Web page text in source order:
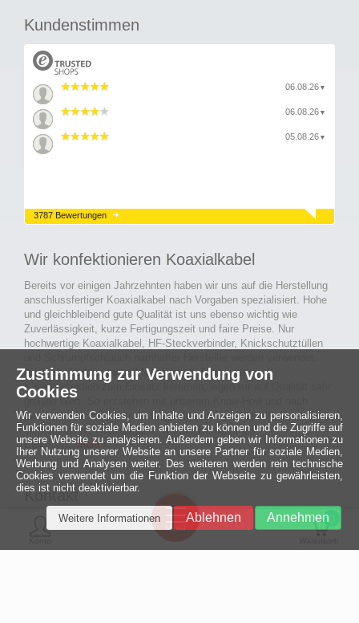
Kundenstimmen
06.08.26 ▼
06.08.26 ▼
05.08.26 ▼
3787 Bewertungen
Wir konfektionieren Koaxialkabel
Bereits vor einigen Jahrzehnten haben wir uns auf die Herstellung
anschlussfertiger Koaxialkabel nach Vorgaben spezialisiert. Hohe
und gleichbleibend gute Qualität ist uns ebenso wichtig wie
Zuverlässigkeit, kurze Fertigungszeit und faire Preise. Nur
hochwertige Koaxialkabel, HF-Steckverbinder, Knickschutztüllen
Auch an Werkzeuge und Maschinen, die in unserer
Kabelkonfektion zum Einsatz kommen, legen wir auf Qualität sehr
großen Wert. So entstehen mit unserem Know-How und nach
passieren der Endkontrolle langlebige und qualitativ hochwertige
konfektionierte Koaxialkabel für viele Bereiche der
Elektronik.mehr ›
Kontakt
MCE Mauritz Electronics
0
Menü
Ein halbes
Jahrhundert
technologische
Zustimmung zur Verwendung von
Cookies
Wir verwenden Cookies, um Inhalte und Anzeigen zu personalisieren,
Funktionen für soziale Medien anbieten zu können und die Zugriffe auf
unsere Website zu analysieren. Außerdem geben wir Informationen zu
Ihrer Nutzung unserer Website an unsere Partner für soziale Medien,
Werbung und Analysen weiter. Des weiteren werden rein technische
Cookies verwendet um die Funktion der Webseite zu gewährleisten,
dies ist nicht deaktivierbar.
Annehmen
Ablehnen
Weitere Informationen